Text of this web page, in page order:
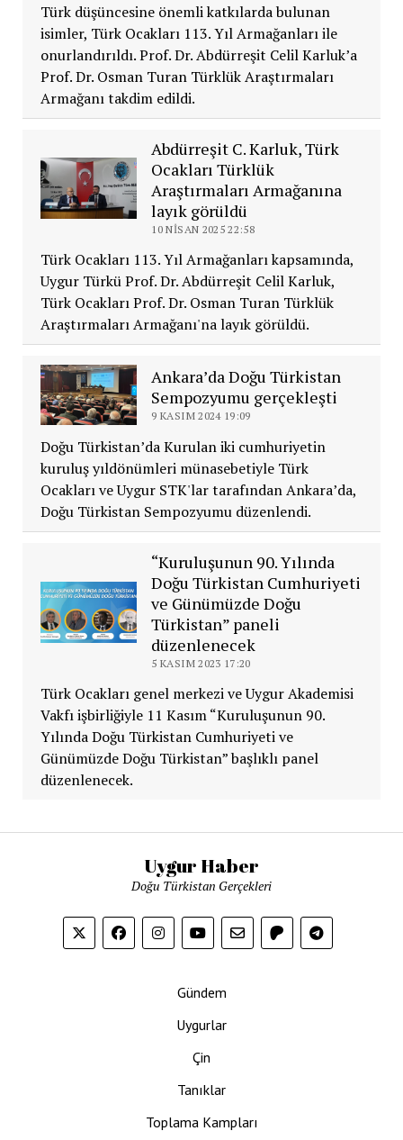
Türk düşüncesine önemli katkılarda bulunan
isimler, Türk Ocakları 113. Yıl Armağanları ile
onurlandırıldı. Prof. Dr. Abdürreşit Celil Karluk’a
Prof. Dr. Osman Turan Türklük Araştırmaları
Armağanı takdim edildi.
Abdürreşit C. Karluk, Türk
Ocakları Türklük
Araştırmaları Armağanına
layık görüldü
10 NISAN 2025 22:58
Türk Ocakları 113. Yıl Armağanları kapsamında,
Uygur Türkü Prof. Dr. Abdürreşit Celil Karluk,
Türk Ocakları Prof. Dr. Osman Turan Türklük
Araştırmaları Armağanı'na layık görüldü.
Ankara’da Doğu Türkistan
Sempozyumu gerçekleşti
9 KASIM 2024 19:09
Doğu Türkistan’da Kurulan iki cumhuriyetin
kuruluş yıldönümleri münasebetiyle Türk
Ocakları ve Uygur STK'lar tarafından Ankara’da,
Doğu Türkistan Sempozyumu düzenlendi.
“Kuruluşunun 90. Yılında
Doğu Türkistan Cumhuriyeti
ve Günümüzde Doğu
Türkistan” paneli
düzenlenecek
5 KASIM 2023 17:20
Türk Ocakları genel merkezi ve Uygur Akademisi
Vakfı işbirliğiyle 11 Kasım “Kuruluşunun 90.
Yılında Doğu Türkistan Cumhuriyeti ve
Günümüzde Doğu Türkistan” başlıklı panel
düzenlenecek.
Uygur Haber
Doğu Türkistan Gerçekleri
Gündem
Uygurlar
Çin
Tanıklar
Toplama Kampları